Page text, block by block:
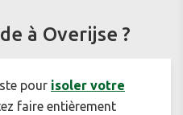
à Overijse ?
pour isoler votre
faire entièrement